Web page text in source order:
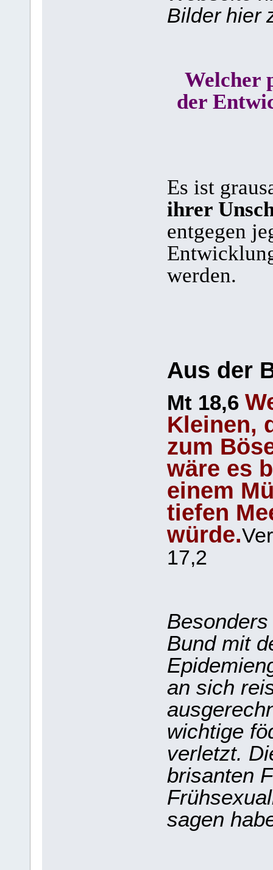
Bilder hier
Welcher
der
Es ist
ihrer
entgegen
werden.
Aus der
Mt 18,6
Kleinen,
zum
wäre es
einem
tiefen
würde.
17,2
Bund mit
an sich
wichtige
verletzt.
brisanten
sagen